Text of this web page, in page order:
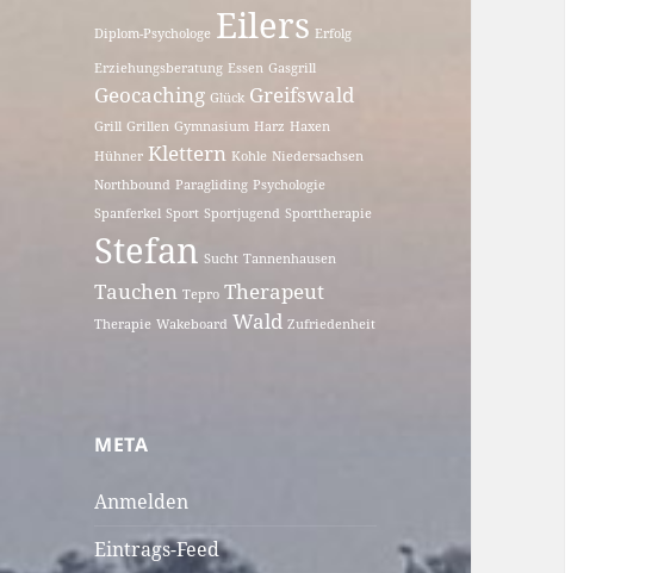
Diplom-Psychologe Eilers Erfolg
Erziehungsberatung Essen Gasgrill
Geocaching Glück Greifswald
Grill Grillen Gymnasium Harz Haxen
Hühner Klettern Kohle Niedersachsen
Northbound Paragliding Psychologie
Spanferkel Sport Sportjugend Sporttherapie
Stefan Sucht Tannenhausen
Tauchen Tepro Therapeut
Therapie Wakeboard Wald Zufriedenheit
META
Anmelden
Eintrags-Feed